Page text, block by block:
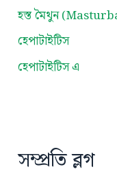
হস্ত মৈথুন
হেপাটাইটিস
হেপাটাইটিস এ
সম্প্রতি ব্লগ